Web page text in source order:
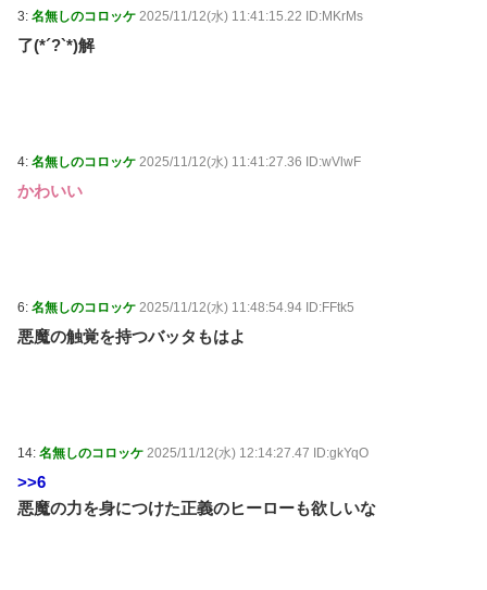
3: 名無しのコロッケ 2025/11/12(水) 11:41:15.22 ID:MKrMs
了(*´?`*)解
4: 名無しのコロッケ 2025/11/12(水) 11:41:27.36 ID:wVlwF
かわいい
6: 名無しのコロッケ 2025/11/12(水) 11:48:54.94 ID:FFtk5
悪魔の触覚を持つバッタもはよ
14: 名無しのコロッケ 2025/11/12(水) 12:14:27.47 ID:gkYqO
>>6
悪魔の力を身につけた正義のヒーローも欲しいな